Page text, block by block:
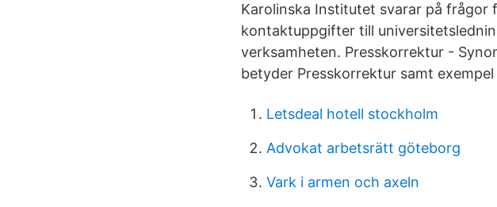
Karolinska Institutet svarar på frågor
kontaktuppgifter till
verksamheten. Presskorrektur -
betyder Presskorrektur samt
Letsdeal hotell stockholm
Advokat arbetsrätt göteborg
Vark i armen och axeln